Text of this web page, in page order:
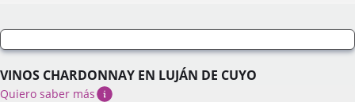
VINOS CHARDONNAY EN LUJÁN DE CUYO
Quiero saber más